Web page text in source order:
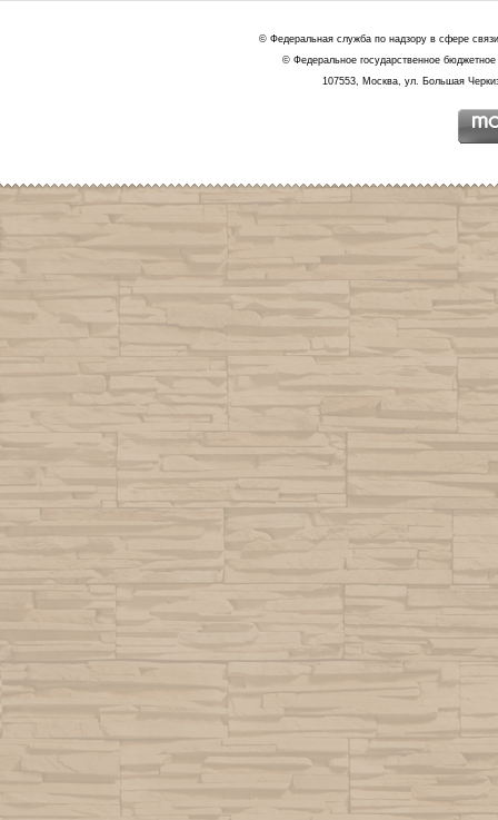
© Федеральная служба по надзору в сфере
© Федеральное государственное
107553, Москва, ул. Большая